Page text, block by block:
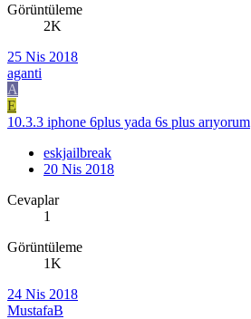
Görüntüleme
2K
25 Nis 2018
aganti
A
E
10.3.3 iphone 6plus yada 6s plus arıyorum
eskjailbreak
20 Nis 2018
Cevaplar
1
Görüntüleme
1K
24 Nis 2018
MustafaB